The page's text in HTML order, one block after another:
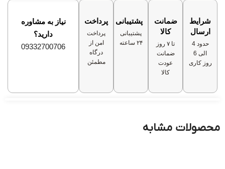
USB 2
شرایط
ارسال
حدود 4
الی 6
روز کاری
ضمانت
کالا
تا ۷ روز
ضمانت
عودت
کالا
پشتیبانی
پشتیبانی
۲۴ ساعته
پرداخت
پرداخت
امن از
درگاه
مطمئن
نیاز به مشاوره
دارید؟
09332700706
محصولات مشابه